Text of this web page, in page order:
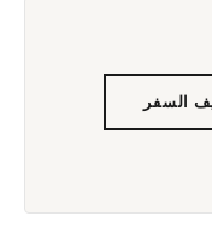
السفر